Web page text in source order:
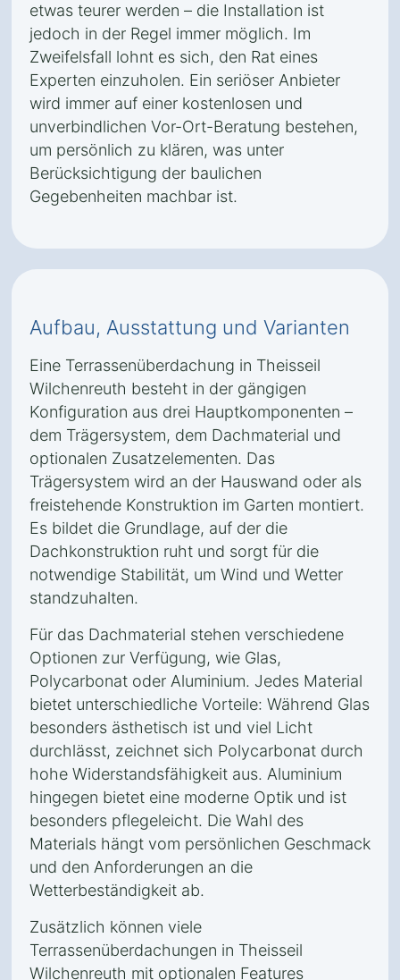
etwas teurer werden – die Installation ist
jedoch in der Regel immer möglich. Im
Zweifelsfall lohnt es sich, den Rat eines
Experten einzuholen. Ein seriöser Anbieter
wird immer auf einer kostenlosen und
unverbindlichen Vor-Ort-Beratung bestehen,
um persönlich zu klären, was unter
Berücksichtigung der baulichen
Gegebenheiten machbar ist.
Aufbau, Ausstattung und Varianten
Eine Terrassenüberdachung in Theisseil
Wilchenreuth besteht in der gängigen
Konfiguration aus drei Hauptkomponenten –
dem Trägersystem, dem Dachmaterial und
optionalen Zusatzelementen. Das
Trägersystem wird an der Hauswand oder als
freistehende Konstruktion im Garten montiert.
Es bildet die Grundlage, auf der die
Dachkonstruktion ruht und sorgt für die
notwendige Stabilität, um Wind und Wetter
standzuhalten.
Für das Dachmaterial stehen verschiedene
Optionen zur Verfügung, wie Glas,
Polycarbonat oder Aluminium. Jedes Material
bietet unterschiedliche Vorteile: Während Glas
besonders ästhetisch ist und viel Licht
durchlässt, zeichnet sich Polycarbonat durch
hohe Widerstandsfähigkeit aus. Aluminium
hingegen bietet eine moderne Optik und ist
besonders pflegeleicht. Die Wahl des
Materials hängt vom persönlichen Geschmack
und den Anforderungen an die
Wetterbeständigkeit ab.
Zusätzlich können viele
Terrassenüberdachungen in Theisseil
Wilchenreuth mit optionalen Features